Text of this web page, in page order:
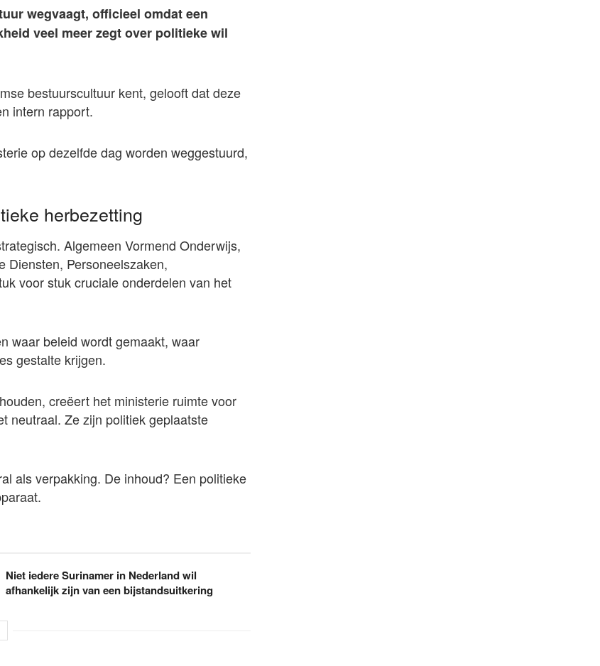
wegvaagt, officieel omdat een
veel meer zegt over politieke wil
bestuurscultuur kent, gelooft dat deze
intern rapport.
op dezelfde dag worden weggestuurd,
herbezetting
Algemeen Vormend Onderwijs,
Diensten, Personeelszaken,
voor stuk cruciale onderdelen van het
waar beleid wordt gemaakt, waar
gestalte krijgen.
creëert het ministerie ruimte voor
neutraal. Ze zijn politiek geplaatste
als verpakking. De inhoud? Een politieke
Niet iedere Surinamer in Nederland wil
afhankelijk zijn van een bijstandsuitkering